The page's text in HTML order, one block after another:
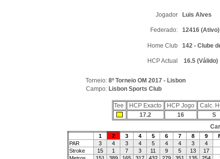
Jogador Luis Alves
Federado: 12416 (Ativo)
Home Club 142 - Clube
HCP Actual 16.5 (Válido)
Torneio: 8º Torneio OM 2017 - Lisbon
Campo: Lisbon Sports Club
Tee HCP Exacto HCP Jogo
Calc.
17.2
16
S
1 2 3 4 5 6 7 8 9
PAR
3 4 3 4 5 4 4 3
4
Stroke
15 1 7 3 11 9 5 13
17